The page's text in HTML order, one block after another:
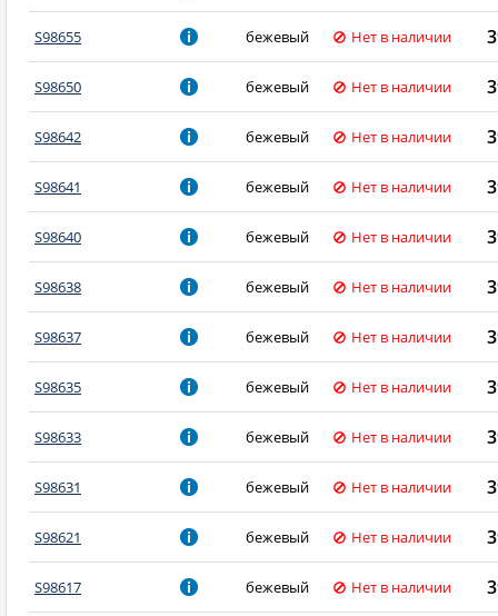
S98655 бежевый Нет в наличии
S98650 бежевый Нет в наличии
S98642 бежевый Нет в наличии
S98641 бежевый Нет в наличии
S98640 бежевый Нет в наличии
S98638 бежевый Нет в наличии
S98637 бежевый Нет в наличии
S98635 бежевый Нет в наличии
S98633 бежевый Нет в наличии
S98631 бежевый Нет в наличии
S98621 бежевый Нет в наличии
S98617 бежевый Нет в наличии